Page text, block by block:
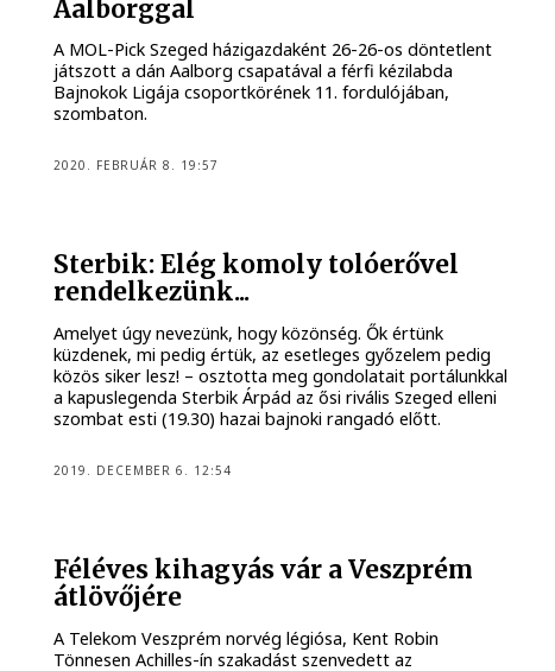
Aalborggal
A MOL-Pick Szeged házigazdaként 26-26-os döntetlent
játszott a dán Aalborg csapatával a férfi kézilabda
Bajnokok Ligája csoportkörének 11. fordulójában,
szombaton.
2020. FEBRUÁR 8. 19:57
Sterbik: Elég komoly tolóerővel
rendelkezünk...
Amelyet úgy nevezünk, hogy közönség. Ők értünk
küzdenek, mi pedig értük, az esetleges győzelem pedig
közös siker lesz! – osztotta meg gondolatait portálunkkal
a kapuslegenda Sterbik Árpád az ősi rivális Szeged elleni
szombat esti (19.30) hazai bajnoki rangadó előtt.
2019. DECEMBER 6. 12:54
Féléves kihagyás vár a Veszprém
átlövőjére
A Telekom Veszprém norvég légiósa, Kent Robin
Tönnesen Achilles-ín szakadást szenvedett az